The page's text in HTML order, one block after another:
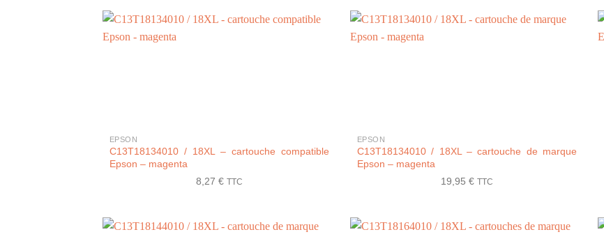
EPSON
C13T18134010 / 18XL – cartouche compatible
Epson – magenta
8,27 € TTC
EPSON
C13T18134010 / 18XL – cartouche de marque
Epson – magenta
19,95 € TTC